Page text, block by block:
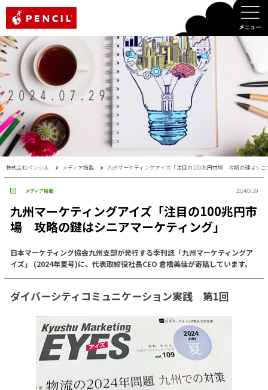
株式会社ペンシル メディア掲載 九州マーケティングアイズ「注目の100兆円市場 攻略の鍵はシニ
メディア掲載 2024.07.29
九州マーケティングアイズ「注目の100兆円市
場 攻略の鍵はシニアマーケティング」
日本マーケティング協会九州支部が発行する季刊誌「九州マーケティングア
イズ」 (2024年夏号)に、代表取締役社長CEO 倉橋美佳が寄稿しています。
ダイバーシティコミュニケーション実践 第1回